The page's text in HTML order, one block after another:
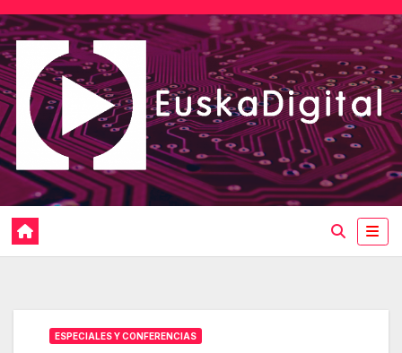
Saltar
al
contenido
ESPECIALES Y CONFERENCIAS